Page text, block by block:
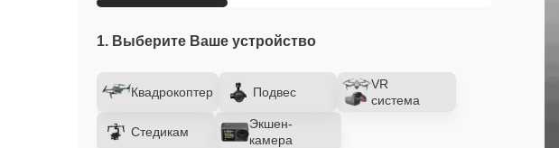
1. Выберите Ваше устройство
Квадрокоптер Подвес
VR
система
Стедикам
Экшен-
камера